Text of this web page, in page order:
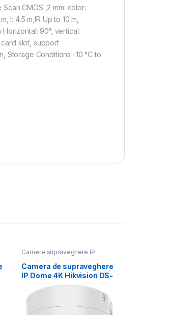
CMOS ,2 mm: color:
I: 4.5 m,IR Up to 10 m,
90°, vertical:
card slot, support
Storage Conditions -10 °C to
Camere supraveghere IP
Camera de supraveghere
IP Dome 4K Hikvision DS-
2CD2787G2T-LZS(2.8-
12MM) (C), lentila